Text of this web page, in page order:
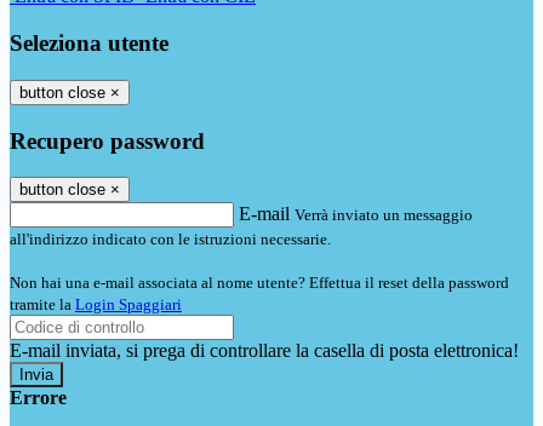
Seleziona utente
button close ×
Recupero password
button close ×
E-mail Verrà inviato un messaggio
all'indirizzo indicato con le istruzioni necessarie.
Non hai una e-mail associata al nome utente? Effettua il reset della password
tramite la Login Spaggiari
E-mail inviata, si prega di controllare la casella di posta elettronica!
Errore